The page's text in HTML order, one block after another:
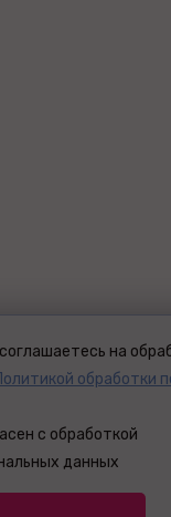
на
обработки
с обработкой
данных